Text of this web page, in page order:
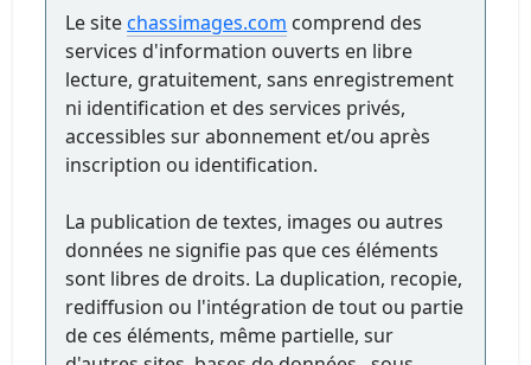
Le sitechassimages.com comprend des
services d'information ouverts en libre
lecture, gratuitement, sans enregistrement
ni identification et des services privés,
accessibles sur abonnement et/ou après
inscription ou identification.
La publication de textes, images ou autres
données ne signifie pas que ces éléments
sont libres de droits. La duplication, recopie,
rediffusion ou l'intégration de tout ou partie
de ces éléments, même partielle, sur